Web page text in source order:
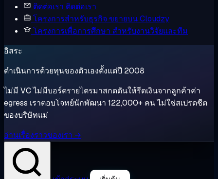
ติดต่อเรา ติดต่อเรา
โครงการสำหรับธุรกิจ ขยายบน Cloudzy
โครงการเพื่อการศึกษา สำหรับงานวิจัยและทีม
อิสระ
ดำเนินการด้วยทุนของตัวเองตั้งแต่ปี 2008
ไม่มี VC ไม่มีบอร์ดรายไตรมาสกดดันให้รีดเงินจากลูกค้าค่า
egress เราตอบโจทย์นักพัฒนา 122,000+ คน ไม่ใช่สเปรดชีต
ของบริษัทแม่
อ่านเรื่องราวของเรา →